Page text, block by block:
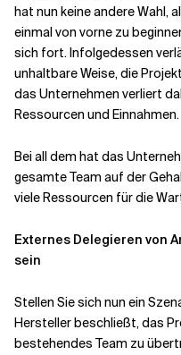
hat nun keine andere Wahl,
einmal von vorne zu
sich fort. Infolgedessen
unhaltbare Weise, die
das Unternehmen verliert
Ressourcen und Einnahmen.
Bei all dem hat das
gesamte Team auf der
viele Ressourcen für die
Externes Delegieren von
sein
Stellen Sie sich nun ein
Hersteller beschließt, das
bestehendes Team zu